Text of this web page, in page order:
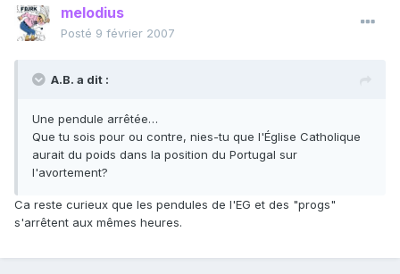
melodius
Posté 9 février 2007
A.B. a dit :
Une pendule arrêtée…
Que tu sois pour ou contre, nies-tu que l'Église Catholique
aurait du poids dans la position du Portugal sur
l'avortement?
Ca reste curieux que les pendules de l'EG et des "progs"
s'arrêtent aux mêmes heures.